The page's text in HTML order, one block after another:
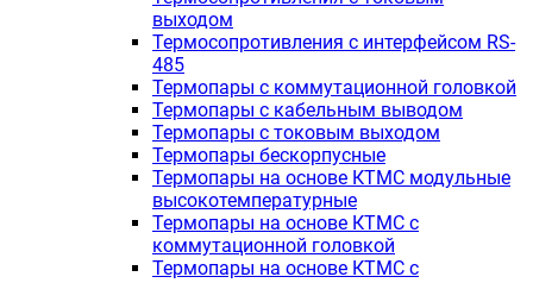
выходом
Термосопротивления с интерфейсом RS-
485
Термопары с коммутационной головкой
Термопары с кабельным выводом
Термопары с токовым выходом
Термопары бескорпусные
Термопары на основе КТМС модульные
высокотемпературные
Термопары на основе КТМС с
коммутационной головкой
Термопары на основе КТМС с